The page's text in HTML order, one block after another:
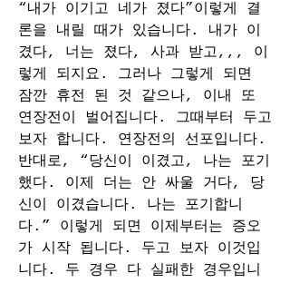
“내가 이기고 네가 졌다”이렇게 결
론을 내릴 때가 있습니다. 내가 이
겼다, 너는 졌다, 사과 받고,,, 이
렇게 되지요. 그러나 그렇게 되면
잠깐 휴전 된 것 같으나, 이내 또
연장전이 벌어집니다. 그때부터 두고
보자 합니다. 연장전의 선포입니다.
반대로, “당신이 이겼고, 나는 포기
했다. 이제 더는 안 싸울 거다, 당
신이 이겼습니다. 나는 포기합니
다.” 이렇게 되면 이제부터는 증오
가 시작 됩니다. 두고 보자 이것입
니다. 두 경우 다 실패한 경우입니